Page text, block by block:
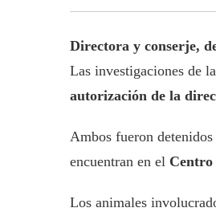
Directora y conserje,
Las investigaciones de la
autorización de la
Ambos fueron
encuentran en el Centro
Los animales